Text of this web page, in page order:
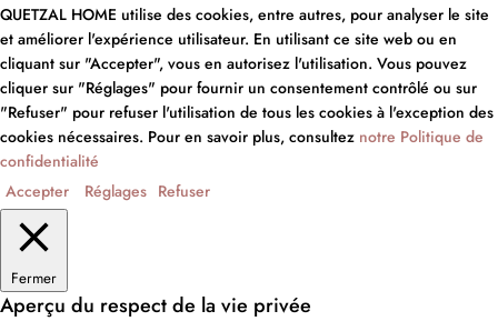
QUETZAL HOME utilise des cookies, entre autres, pour analyser le site
et améliorer l'expérience utilisateur. En utilisant ce site web ou en
cliquant sur "Accepter", vous en autorisez l'utilisation. Vous pouvez
cliquer sur "Réglages" pour fournir un consentement contrôlé ou sur
"Refuser" pour refuser l'utilisation de tous les cookies à l'exception des
cookies nécessaires. Pour en savoir plus, consultez notre Politique de
confidentialité
Accepter
Réglages Refuser
Fermer
Aperçu du respect de la vie privée